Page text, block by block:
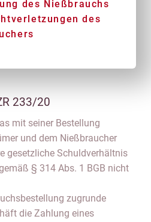
des Nießbrauchs
des
233/20
mit seiner Bestellung
und dem Nießbraucher
gesetzliche Schuldverhältnis
§ 314 Abs. 1 BGB nicht
zugrunde
die Zahlung eines